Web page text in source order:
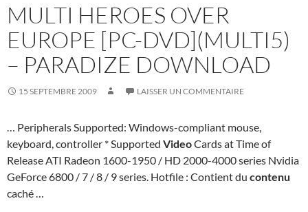
MULTI HEROES OVER
EUROPE [PC-DVD](MULTI5)
– PARADIZE DOWNLOAD
15 SEPTEMBRE 2009 LAISSER UN COMMENTAIRE
… Peripherals Supported: Windows-compliant mouse,
keyboard, controller * Supported VideoCards at Time of
Release ATI Radeon 1600-1950 / HD 2000-4000 series Nvidia
GeForce 6800 / 7 / 8 / 9 series. Hotfile : Contient du contenu
caché …